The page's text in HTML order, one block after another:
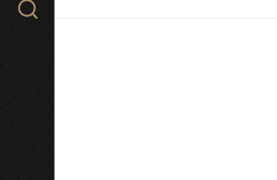
Search